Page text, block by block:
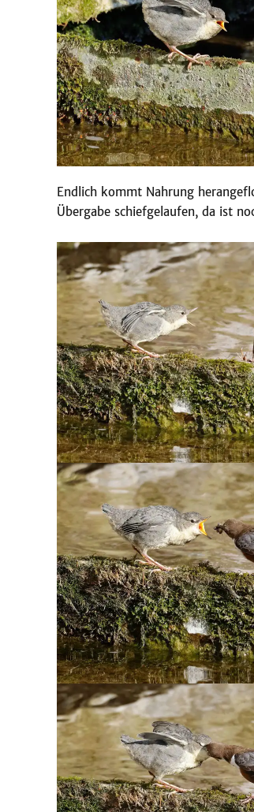
Endlich kommt Nahrung
Übergabe schiefgelaufen, da ist